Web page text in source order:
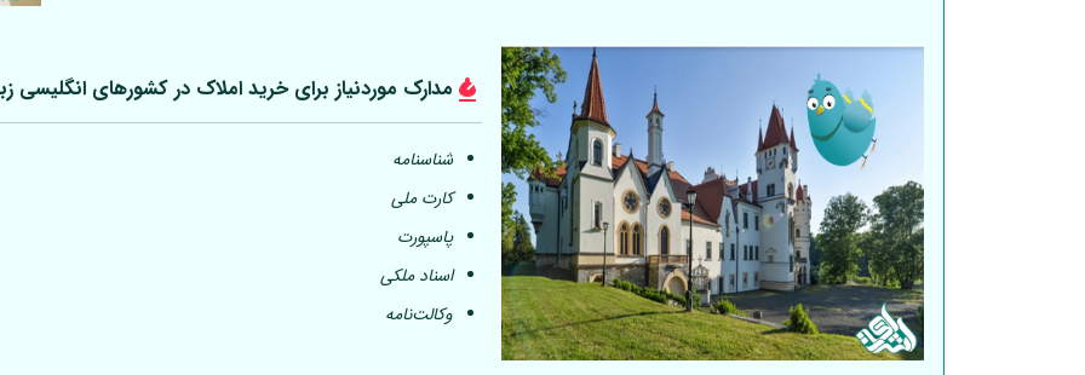
مدارک موردنیاز برای خرید املاک در کشورهای انگلیسی
شناسنامه
کارت ملی
پاسپورت
اسناد ملکی
وکالت‌نامه